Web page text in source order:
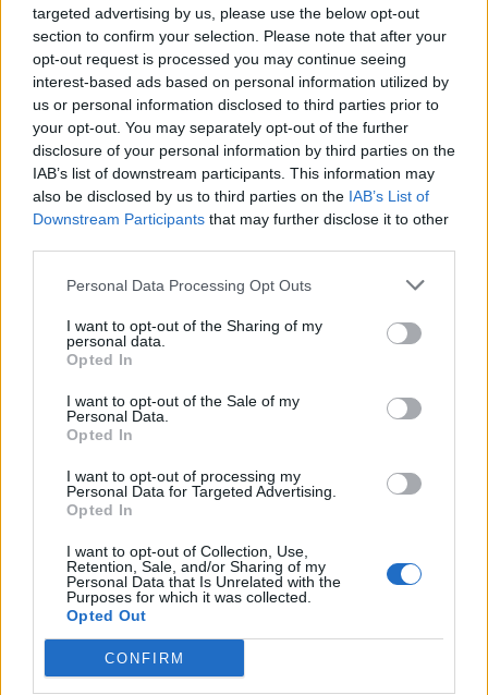
targeted advertising by us, please use the below opt-out
section to confirm your selection. Please note that after your
opt-out request is processed you may continue seeing
interest-based ads based on personal information utilized by
us or personal information disclosed to third parties prior to
your opt-out. You may separately opt-out of the further
disclosure of your personal information by third parties on the
IAB’s list of downstream participants. This information may
also be disclosed by us to third parties on the IAB’s List of
Downstream Participants that may further disclose it to other
Personal Data Processing Opt Outs
I want to opt-out of the Sharing of my
personal data.
Opted In
I want to opt-out of the Sale of my
Personal Data.
Opted In
I want to opt-out of processing my
Personal Data for Targeted Advertising.
Opted In
I want to opt-out of Collection, Use,
Retention, Sale, and/or Sharing of my
Personal Data that Is Unrelated with the
Purposes for which it was collected.
Opted Out
CONFIRM
news
RELATED ARTICLES MORE FROM AUTHOR
clé pour préserver votre
cerveau ou le mettre en
problèmes urinaires : le
secret inattendu des
découvrir
d’hypertension à ne pas
Popular Posts
29 mai 2018
selon Erik Erikson
15 juillet 2026
Covid-19 : un antidépresseur réduirait le risque
d’hospitalisation
- 3 novembre 2021